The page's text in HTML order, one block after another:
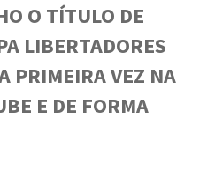
O TÍTULO DE
LIBERTADORES
PRIMEIRA VEZ NA
E DE FORMA